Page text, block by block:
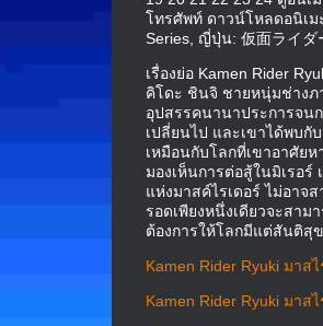
โทรศัพท์ ดาวน์โหลดอนิเม
Series, ญี่ปุ่น: 仮面ライダ
เรื่องย่อ Kamen Rider
คิโดะ ชินจิ ชายหนุ่มช่างภ
อุปสรรคนานาประการจน
เปลี่ยนไป และเขาได้พบกั
เหมือนกับโลกที่เขาอาศัย
มองเห็นการต่อสู้ในมิเรอ
แห่งมาสค์ไรเดอร์ ไม่อาจ
รอดเพียงหนึ่งเดียวจะสา
ต้องการให้โลกมีแต่สันติสุ
Kamen Rider Ryuki มาส
Kamen Rider Ryuki มาส